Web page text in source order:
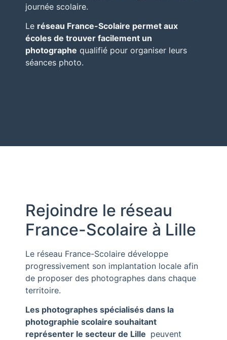
journée scolaire.
Le réseau France-Scolaire permet aux
écoles de trouver facilement un
photographe qualifié pour organiser leurs
séances photo.
Rejoindre le réseau
France-Scolaire à Lille
Le réseau France-Scolaire développe
progressivement son implantation locale afin
de proposer des photographes dans chaque
territoire.
Les photographes spécialisés dans la
photographie scolaire souhaitant
représenter le secteur de Lille peuvent